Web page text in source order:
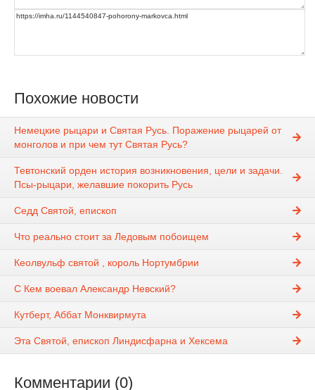
Похожие новости
Немецкие рыцари и Святая Русь. Поражение рыцарей от
монголов и при чем тут Святая Русь?
Тевтонский орден история возникновения, цели и задачи.
Псы-рыцари, желавшие покорить Русь
Седд Святой, епископ
Что реально стоит за Ледовым побоищем
Кеолвульф святой , король Нортумбрии
С Кем воевал Александр Невский?
Кутберт, Аббат Монквирмута
Эта Святой, епископ Линдисфарна и Хексема
Комментарии (0)